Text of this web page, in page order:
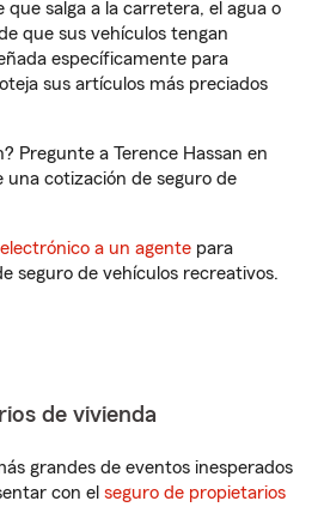
salga a la carretera, el agua o
que sus vehículos tengan
específicamente para
sus artículos más preciados
Pregunte a Terence Hassan en
una cotización de seguro de
a un agente para
seguro de vehículos recreativos.
de vivienda
grandes de eventos inesperados
con el seguro de propietarios